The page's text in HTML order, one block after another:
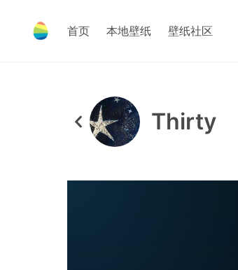
首页 本地壁纸 壁纸社区
Thirty